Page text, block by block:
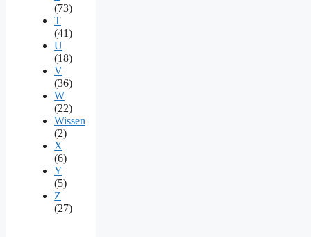
(73)
T
(41)
U
(18)
V
(36)
W
(22)
Wissen
(2)
X
(6)
Y
(5)
Z
(27)